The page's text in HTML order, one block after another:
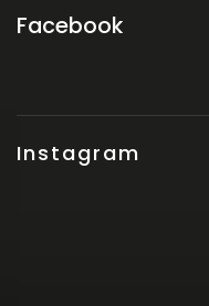
Instagram
Facebook